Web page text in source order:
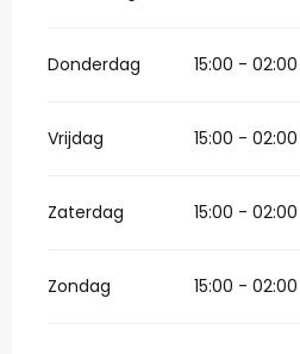
Donderdag 15:00 - 02:00
Vrijdag 15:00 - 02:00
Zaterdag 15:00 - 02:00
Zondag 15:00 - 02:00